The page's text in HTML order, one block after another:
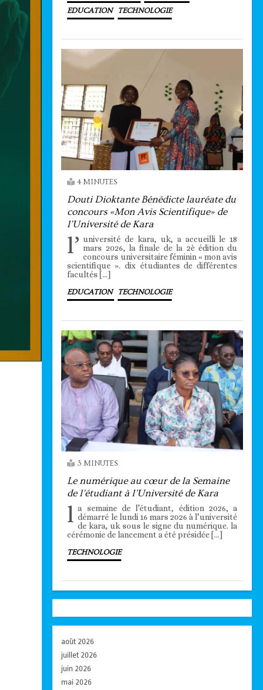
EDUCATION TECHNOLOGIE
4 MINUTES
Douti Dioktante Bénédicte lauréate du
concours «Mon Avis Scientifique» de
l’Université de Kara
l’ université de kara, uk, a accueilli le 18
mars 2026, la finale de la 2è édition du
concours universitaire féminin « mon avis
scientifique ». dix étudiantes de différentes
facultés […]
EDUCATION TECHNOLOGIE
3 MINUTES
Le numérique au cœur de la Semaine
de l’étudiant à l’Université de Kara
l a semaine de l’étudiant, édition 2026, a
démarré le lundi 16 mars 2026 à l’université
de kara, uk sous le signe du numérique. la
cérémonie de lancement a été présidée […]
TECHNOLOGIE
août 2026
juillet 2026
juin 2026
mai 2026